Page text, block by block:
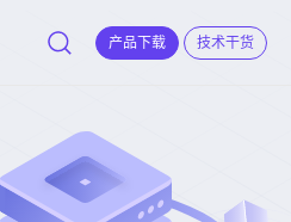
产品下载 技术干货